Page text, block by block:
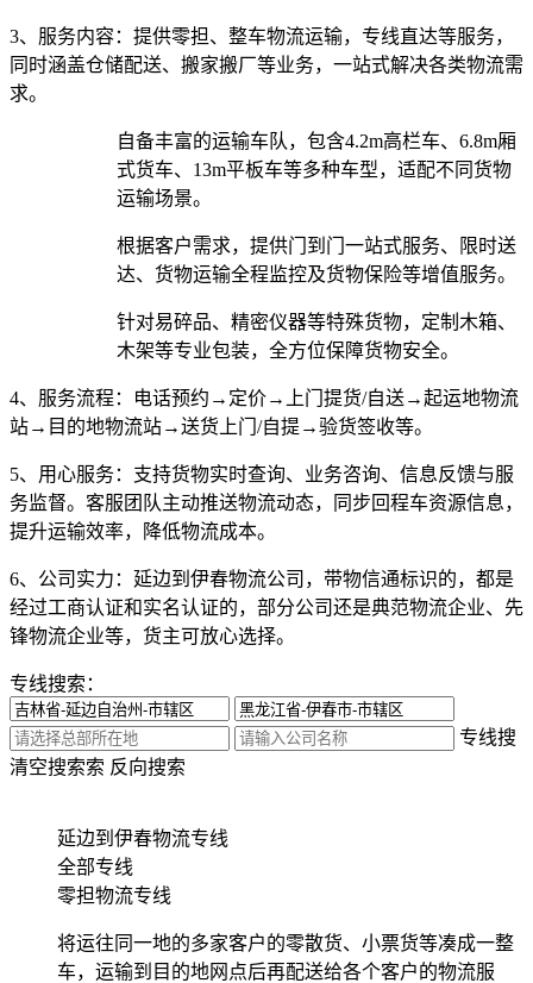
3、服务内容： 提供零担、整车物流运输，专线直达等服务，
同时涵盖仓储配送、搬家搬厂等业务，一站式解决各类物流需
求。​
自备丰富的运输车队，包含4.2m高栏车、6.8m厢
式货车、13m平板车等多种车型，适配不同货物
运输场景。​
根据客户需求，提供门到门一站式服务、限时送
达、货物运输全程监控及货物保险等增值服务。
针对易碎品、精密仪器等特殊货物，定制木箱、
木架等专业包装，全方位保障货物安全。
4、服务流程：
电话预约→定价→上门提货/自送→起运地物流
站→目的地物流站→送货上门/自提→验货签收等。
5、用心服务： 支持货物实时查询、业务咨询、信息反馈与服
务监督。客服团队主动推送物流动态，同步回程车资源信息，
提升运输效率，降低物流成本。
6、公司实力： 延边到伊春物流公司，带物信通标识的，都是
经过工商认证和实名认证的，部分公司还是典范物流企业、先
锋物流企业等，货主可放心选择。
专线搜索：
专线搜
索 反向搜索
清空搜索
延边到伊春物流专线
全部专线
零担物流专线
将运往同一地的多家客户的零散货、小票货等凑成一整
车，运输到目的地网点后再配送给各个客户的物流服